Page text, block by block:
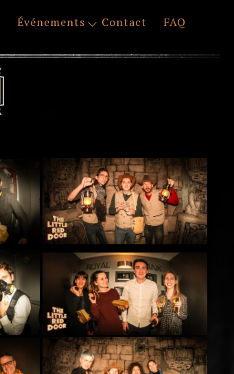
Événements Contact FAQ